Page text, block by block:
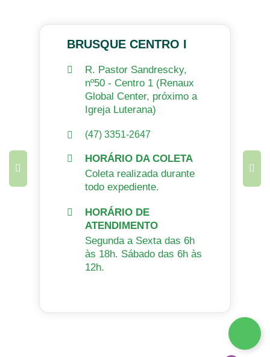
BRUSQUE CENTRO I
R. Pastor Sandrescky,
nº50 - Centro 1 (Renaux
Global Center, próximo a
Igreja Luterana)
(47) 3351-2647
HORÁRIO DA COLETA
Coleta realizada durante
todo expediente.
HORÁRIO DE
ATENDIMENTO
Segunda a Sexta das 6h
às 18h. Sábado das 6h às
12h.